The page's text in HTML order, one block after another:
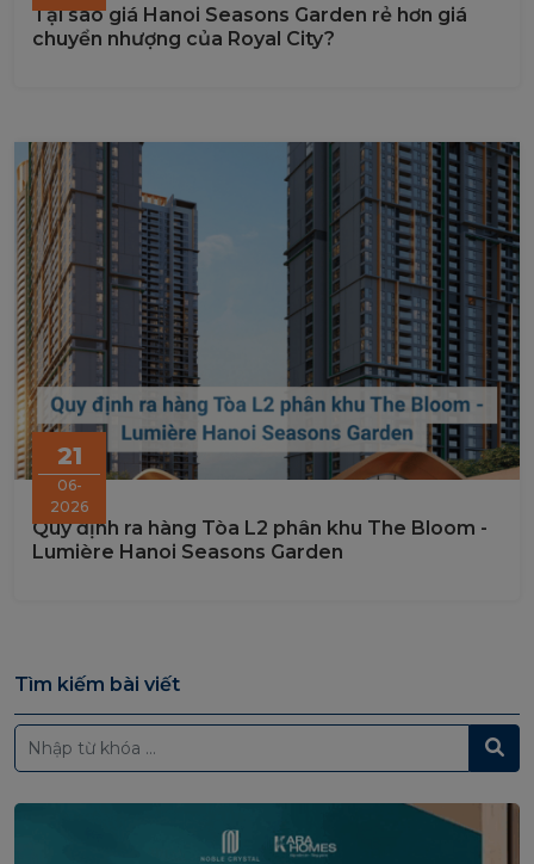
Tại sao giá Hanoi Seasons Garden rẻ hơn giá
chuyển nhượng của Royal City?
21
06-
2026
Quy định ra hàng Tòa L2 phân khu The Bloom -
Lumière Hanoi Seasons Garden
Tìm kiếm bài viết